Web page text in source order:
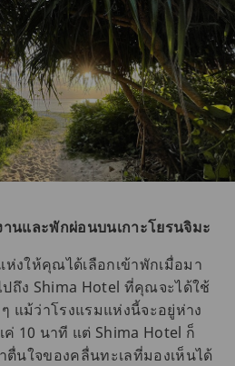
นและพักผ่อนบนเกาะโยรนจิมะ
งให้คุณได้เลือกเข้าพักเมื่อมา
ปถึง Shima Hotel ที่คุณจะได้ใช้
แม้ว่าโรงแรมแห่งนี้จะอยู่ห่าง
10 นาที แต่ Shima Hotel ก็
ตื่นใจของคลื่นทะเลที่มองเห็นได้